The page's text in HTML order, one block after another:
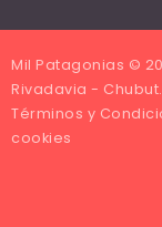
Mil Patagonias ©
Rivadavia - Chubut.
Términos y
cookies